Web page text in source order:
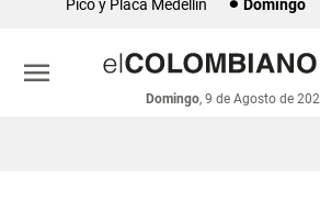
económicos
Colombia
Pico y Placa Medellín Domingo
Domingo, 9 de Agosto de
menu